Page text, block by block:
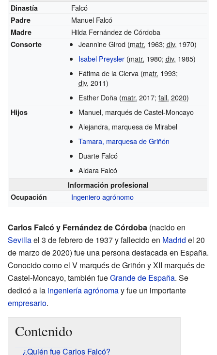
Dinastía
Falcó
Padre Manuel Falcó
Madre Hilda Fernández de Córdoba
Consorte Jeannine Girod (matr. 1963; div. 1970)
Isabel Preysler(matr. 1980; div. 1985)
Fátima de la Cierva (matr. 1993;
div. 2011)
Esther Doña (matr. 2017; fall. 2020)
Hijos
Manuel, marqués de Castel-Moncayo
Alejandra, marquesa de Mirabel
Tamara, marquesa de Griñón
Duarte Falcó
Aldara Falcó
Información profesional
Ocupación
Ingeniero agrónomo
Carlos Falcó y Fernández de Córdoba (nacido en
Sevillael 3 de febrero de 1937 y fallecido en Madrid el 20
de marzo de 2020) fue una persona destacada en España.
Conocido como el V marqués de Griñón y XII marqués de
Castel-Moncayo, también fueGrande de España. Se
dedicó a la ingeniería agrónomay fue un importante
empresario.
Contenido
¿Quién fue Carlos Falcó?